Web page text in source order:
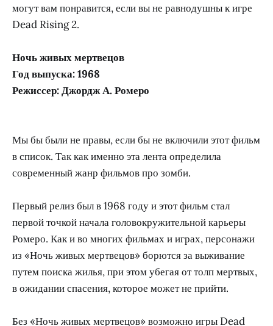
могут вам понравится, если вы не равнодушны к игре
Dead Rising 2.
Ночь живых мертвецов
Год выпуска: 1968
Режиссер: Джордж А. Ромеро
Мы бы были не правы, если бы не включили этот фильм
в список. Так как именно эта лента определила
современный жанр фильмов про зомби.
Первый релиз был в 1968 году и этот фильм стал
первой точкой начала головокружительной карьеры
Ромеро. Как и во многих фильмах и играх, персонажи
из «Ночь живых мертвецов» борются за выживание
путем поиска жилья, при этом убегая от толп мертвых,
в ожидании спасения, которое может не прийти.
Без «Ночь живых мертвецов» возможно игры Dead